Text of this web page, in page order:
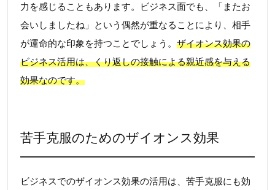
力を感じることもあります。ビジネス面でも、「またお
会いしましたね」という偶然が重なることにより、相手
が運命的な印象を持つことでしょう。 ザイオンス効果の
ビジネス活用は、くり返しの接触による親近感を与える
効果なのです。
苦手克服のためのザイオンス効果
ビジネスでのザイオンス効果の活用は、苦手克服にも効